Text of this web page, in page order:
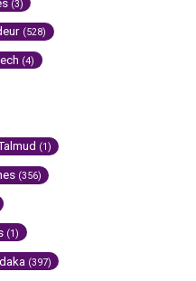
(3)
(528)
(4)
(1)
(356)
(1)
(397)